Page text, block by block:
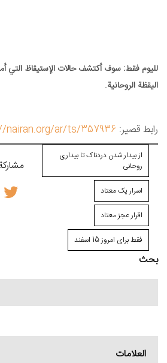
لليوم فقط: سوف أكتشف حالات الإستيقاظ التي
اليقظة الروحانية.
رابط قصير: nairan.org/ar/ts/357936
از بیدار شدن دردناک تا بیداری
روحانی
اسرار یک معتاد
اقرار عجز معتاد
فقط برای امروز 15 اسفند
بحث
العلامات